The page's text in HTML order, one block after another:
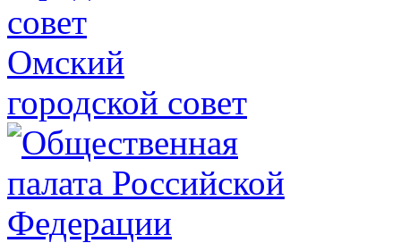
Омский
городской совет